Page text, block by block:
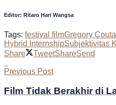
Editor: Ritaro Hari Wangsa
Tags: festival filmGregory
Hybrid InternshipSubjektivitas
Share
TweetShareSend
Previous Post
Film Tidak Berakhir di